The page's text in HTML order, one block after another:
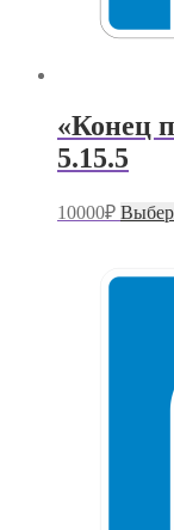
«Конец
5.15.5
10000₽